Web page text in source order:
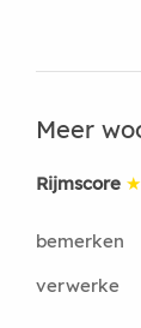
Meer
Rijmscore
bemerken
verwerke